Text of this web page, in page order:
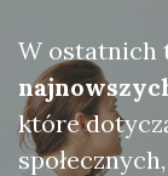
W ostatnich
które